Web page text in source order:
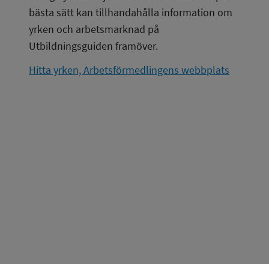
bästa sätt kan tillhandahålla information om
yrken och arbetsmarknad på
Utbildningsguiden framöver.
Hitta yrken, Arbetsförmedlingens webbplats